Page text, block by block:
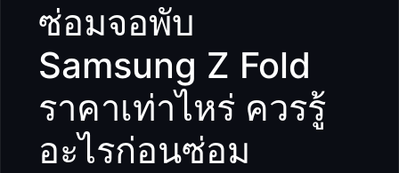
ซ่อมจอพับ
Samsung Z Fold
ราคาเท่าไหร่ ควรรู้
อะไรก่อนซ่อม